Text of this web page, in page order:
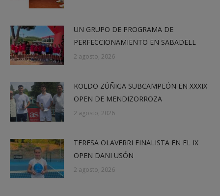
UN GRUPO DE PROGRAMA DE
PERFECCIONAMIENTO EN SABADELL
2 agosto, 2026
KOLDO ZÚÑIGA SUBCAMPEÓN EN XXXIX
OPEN DE MENDIZORROZA
2 agosto, 2026
TERESA OLAVERRI FINALISTA EN EL IX
OPEN DANI USÓN
2 agosto, 2026